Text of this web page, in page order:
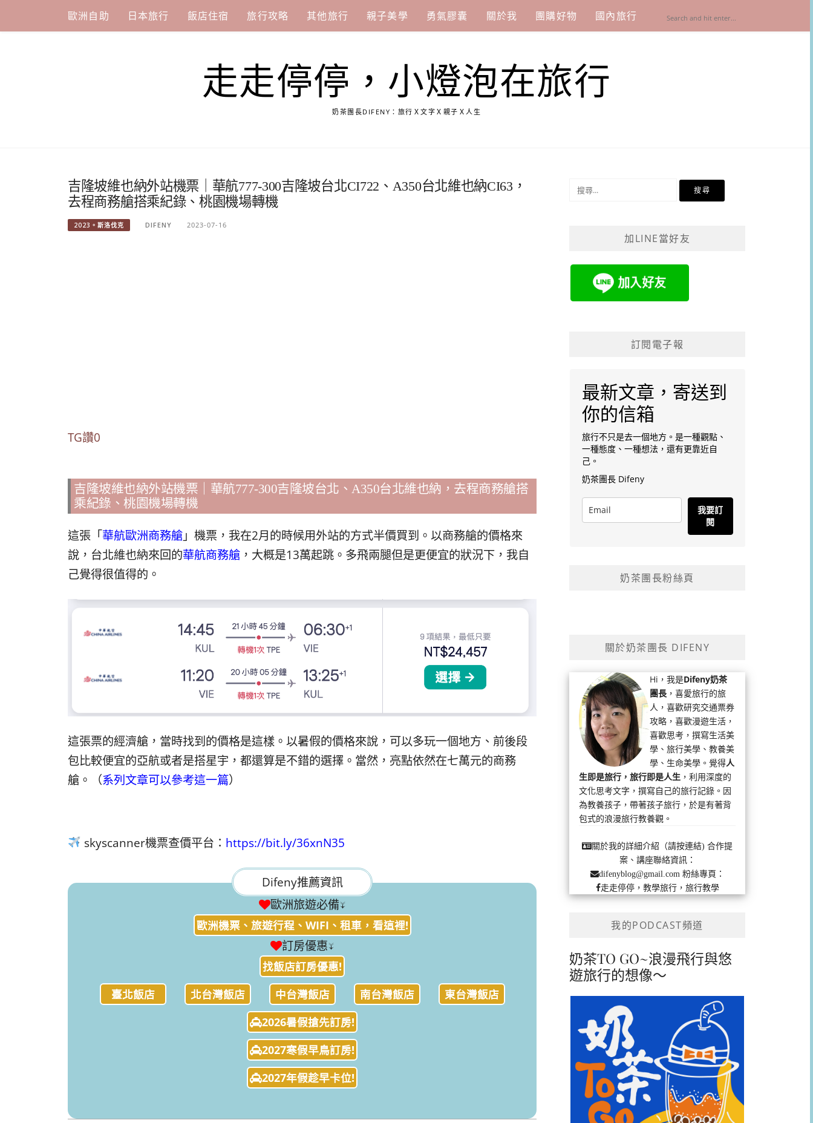
content
歐洲自助 日本旅行 飯店住宿 旅行攻略 其他旅行 親子美學 勇氣膠囊 關於我 團購好物 國內旅行
走走停停，小燈泡在旅行
奶茶團長DIFENY：旅行Ｘ文字Ｘ親子Ｘ人生
吉隆坡維也納外站機票｜華航777-300吉隆坡台北CI722、A350台北維也納CI63，
去程商務艙搭乘紀錄、桃園機場轉機
2023。斯洛伐克 DIFENY 2023-07-16
TG讚0
吉隆坡維也納外站機票｜華航777-300吉隆坡台北、A350台北維也納，去程商務艙搭
乘紀錄、桃園機場轉機
這張「華航歐洲商務艙」機票，我在2月的時候用外站的方式半價買到。以商務艙的價格來
說，台北維也納來回的華航商務艙 ，大概是13萬起跳。多飛兩腿但是更便宜的狀況下，我自
己覺得很值得的。
這張票的經濟艙，當時找到的價格是這樣。以暑假的價格來說，可以多玩一個地方、前後段
包比較便宜的亞航或者是搭星宇，都還算是不錯的選擇。當然，亮點依然在七萬元的商務
艙。（系列文章可以參考這一篇）
skyscanner機票查價平台： https://bit.ly/36xnN35
Difeny推薦資訊
歐洲旅遊必備↓
歐洲機票、旅遊行程、WIFI、租車，看這裡!
訂房優惠↓
找飯店訂房優惠!
臺北飯店
北台灣飯店 中台灣飯店 南台灣飯店
東台灣飯店
2026暑假搶先訂房!
2027寒假早鳥訂房!
2027年假趁早卡位!
加LINE當好友
訂閱電子報
最新文章，寄送到
你的信箱
旅行不只是去一個地方。是一種觀點、
一種態度、一種想法，還有更靠近自
己。
奶茶團長 Difeny
我要訂
閱
奶茶團長粉絲頁
關於奶茶團長 DIFENY
Hi，我是Difeny奶茶
團長 ，喜愛旅行的旅
人，喜歡研究交通票券
攻略，喜歡漫遊生活，
喜歡思考，撰寫生活美
學、旅行美學、教養美
學、生命美學。覺得人
生即是旅行，旅行即是人生 ，利用深度的
文化思考文字，撰寫自己的旅行記錄。因
為教養孩子，帶著孩子旅行，於是有著背
包式的浪漫旅行教養觀。
關於我的詳細介紹（請按連結) 合作提
案、講座聯絡資訊：
difenyblog@gmail.com粉絲專頁：
走走停停，教學旅行，旅行教學
我的PODCAST頻道
奶茶TO GO~浪漫飛行與悠
遊旅行的想像～